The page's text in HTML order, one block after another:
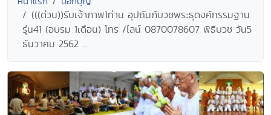
(((ด่วน))รับเจ้าภาพ1ท่าน อุปถัมภ์บวชพระธุดงค์กรรมฐาน
รุ่น41 (อบรม 1เดือน) โทร /ไลน์ 0870078607 พิธีบวช วัน5
ธันวาคม 2562 ...